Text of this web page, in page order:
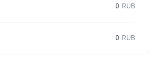
0 RUB
0 RUB